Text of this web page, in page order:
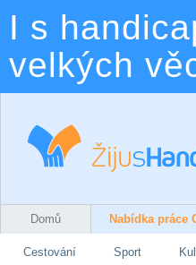
I s
velkých
Domů Nabídka práce
Cestování Sport